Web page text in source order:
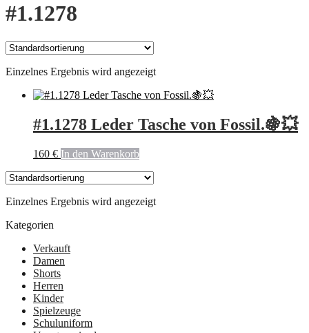
#1.1278
Einzelnes Ergebnis wird angezeigt
#1.1278 Leder Tasche von Fossil.🍇💥
160 € In den Warenkorb
Einzelnes Ergebnis wird angezeigt
Kategorien
Verkauft
Damen
Shorts
Herren
Kinder
Spielzeuge
Schuluniform